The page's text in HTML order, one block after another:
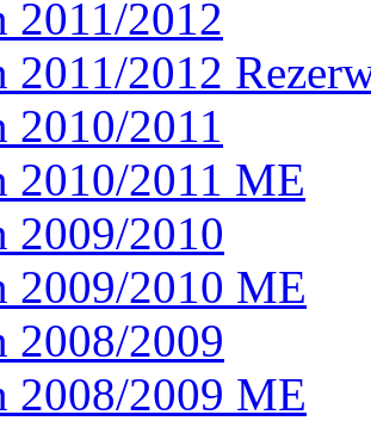
2011/2012
2011/2012
2010/2011
2010/2011 ME
2009/2010
2009/2010 ME
2008/2009
2008/2009 ME